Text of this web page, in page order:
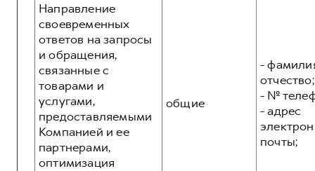
Направление
своевременных
ответов на запросы
и обращения,
связанные с
товарами и
услугами,
предоставляемыми
Компанией и ее
партнерами,
оптимизация
общие
-
отчество;
- №
- адрес
почты;